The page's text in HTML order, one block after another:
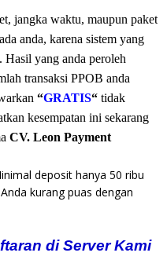
jangka waktu, maupun paket
anda, karena sistem yang
. Hasil yang anda peroleh
transaksi PPOB anda
“GRATIS“ tidak
kesempatan ini sekarang
CV. Leon Payment
deposit hanya 50 ribu
kurang puas dengan
di Server Kami